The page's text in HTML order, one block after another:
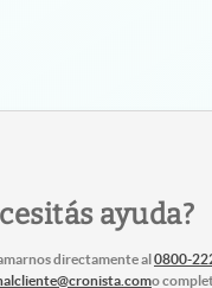
ayuda?
directamente al0800-
o